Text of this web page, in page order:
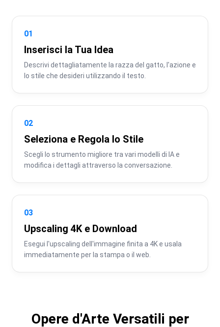
01
Inserisci la Tua Idea
Descrivi dettagliatamente la razza del gatto, l'azione e
lo stile che desideri utilizzando il testo.
02
Seleziona e Regola lo Stile
Scegli lo strumento migliore tra vari modelli di IA e
modifica i dettagli attraverso la conversazione.
03
Upscaling 4K e Download
Esegui l'upscaling dell'immagine finita a 4K e usala
immediatamente per la stampa o il web.
Opere d'Arte Versatili per